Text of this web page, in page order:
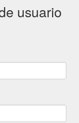
usuario